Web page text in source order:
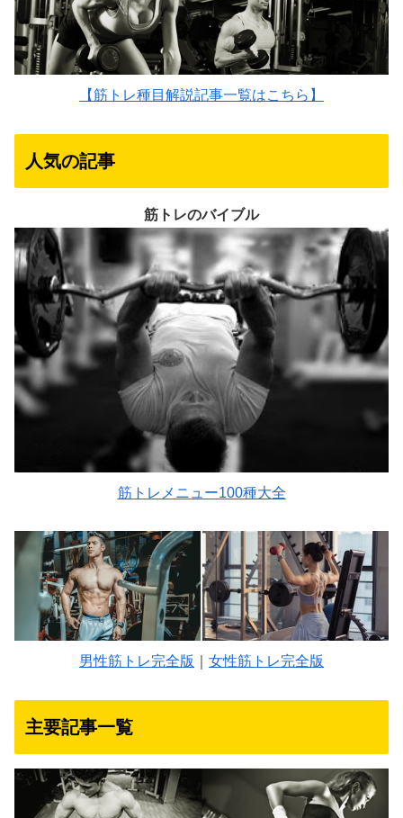
【筋トレ種目解説記事一覧はこちら】
人気の記事
筋トレのバイブル
筋トレメニュー100種大全
男性筋トレ完全版 女性筋トレ完全版
主要記事一覧